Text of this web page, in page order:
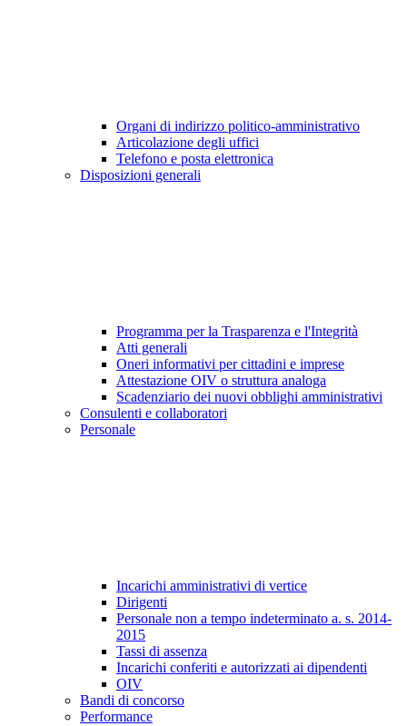
Organi di indirizzo politico-amministrativo
Articolazione degli uffici
Telefono e posta elettronica
Disposizioni generali
Programma per la Trasparenza e l'Integrità
Atti generali
Oneri informativi per cittadini e imprese
Attestazione OIV o struttura analoga
Scadenziario dei nuovi obblighi amministrativi
Consulenti e collaboratori
Personale
Incarichi amministrativi di vertice
Dirigenti
Personale non a tempo indeterminato a. s. 2014-
2015
Tassi di assenza
Incarichi conferiti e autorizzati ai dipendenti
OIV
Bandi di concorso
Performance